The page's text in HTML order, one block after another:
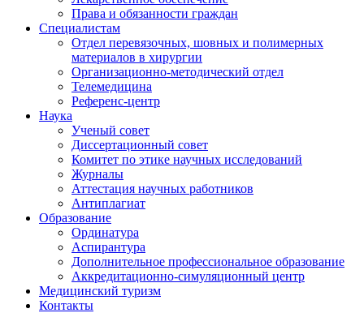
Права и обязанности граждан
Специалистам
Отдел перевязочных, шовных и полимерных
материалов в хирургии
Организационно-методический отдел
Телемедицина
Референс-центр
Наука
Ученый совет
Диссертационный совет
Комитет по этике научных исследований
Журналы
Аттестация научных работников
Антиплагиат
Образование
Ординатура
Аспирантура
Дополнительное профессиональное образование
Аккредитационно-симуляционный центр
Медицинский туризм
Контакты